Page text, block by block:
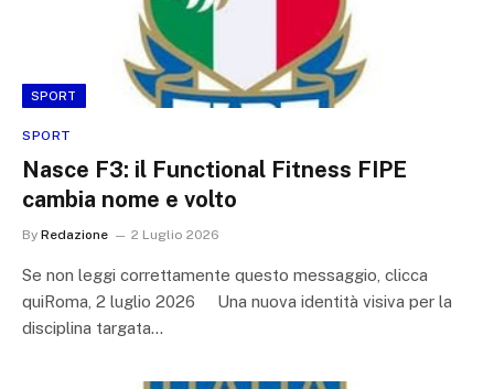
SPORT
SPORT
Nasce F3: il Functional Fitness FIPE
cambia nome e volto
By Redazione 2 Luglio 2026
Se non leggi correttamente questo messaggio, clicca
quiRoma, 2 luglio 2026 Una nuova identità visiva per la
disciplina targata…